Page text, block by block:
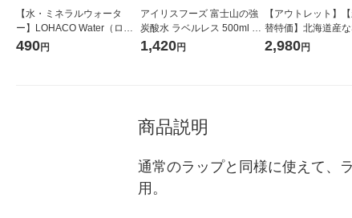
【水・ミネラルウォータ
ー】LOHACO Water（ロハ
コウォーター）2L ラベルレ
490円
アイリスフーズ 富士山の強
炭酸水 ラベルレス 500ml 1
箱（24本入）
1,420円
【アウトレット】
替特価】北海道産
し 無洗米 5kg 1袋
2,980円
商品説明
通常のラップと同様に使えて、
用。